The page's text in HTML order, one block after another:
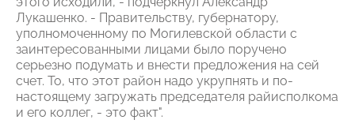
Лукашенко. - Правительству, губернатору,
уполномоченному по Могилевской области с
заинтересованными лицами было поручено
серьезно подумать и внести предложения на сей
счет. То, что этот район надо укрупнять и по-
настоящему загружать председателя райисполкома
и его коллег, - это факт".